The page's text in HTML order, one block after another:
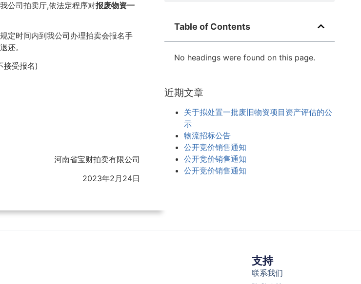
公司拍卖厅,依法定程序对报废物资一
定时间内到我公司办理拍卖会报名手
还。
接受报名)
河南省宝财拍卖有限公司
2023年2月24日
Table of Contents
No headings were found on this page.
近期文章
关于拟处置一批废旧物资项目资产评估的公
示
物流招标公告
公开竞价销售通知
公开竞价销售通知
公开竞价销售通知
支持
联系我们